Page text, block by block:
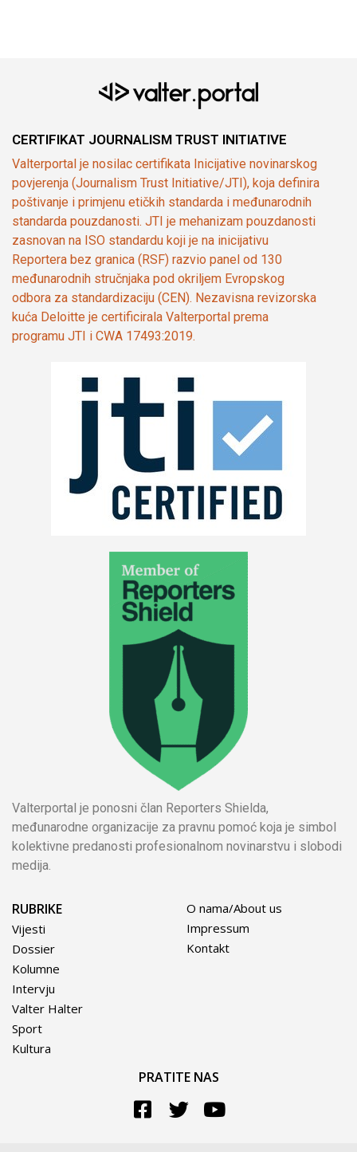
CERTIFIKAT JOURNALISM TRUST INITIATIVE
Valterportal je nosilac certifikata Inicijative novinarskog
povjerenja (Journalism Trust Initiative/JTI), koja definira
poštivanje i primjenu etičkih standarda i međunarodnih
standarda pouzdanosti. JTI je mehanizam pouzdanosti
zasnovan na ISO standardu koji je na inicijativu
Reportera bez granica (RSF) razvio panel od 130
međunarodnih stručnjaka pod okriljem Evropskog
odbora za standardizaciju (CEN). Nezavisna revizorska
kuća Deloitte je certificirala Valterportal prema
programu JTI i CWA 17493:2019.
Valterportal je ponosni član Reporters Shielda,
međunarodne organizacije za pravnu pomoć koja je simbol
kolektivne predanosti profesionalnom novinarstvu i slobodi
medija.
RUBRIKE
Vijesti
Dossier
Kolumne
Intervju
Valter Halter
Sport
Kultura
O nama/About us
Impressum
Kontakt
PRATITE NAS